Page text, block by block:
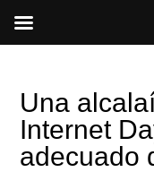
Una
Internet
adecuado